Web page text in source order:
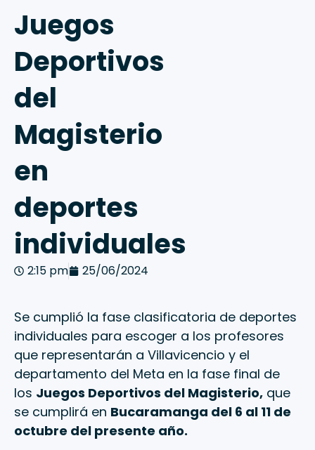
Juegos
Deportivos
del
Magisterio
en
deportes
individuales
2:15 pm 25/06/2024
Se cumplió la fase clasificatoria de deportes
individuales para escoger a los profesores
que representarán a Villavicencio y el
departamento del Meta en la fase final de
los Juegos Deportivos del Magisterio, que
se cumplirá en Bucaramanga del 6 al 11 de
octubre del presente año.